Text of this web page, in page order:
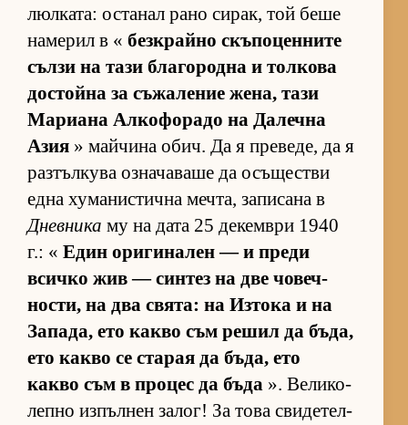
люл­ка­та: ос­та­нал рано си­рак, той беше
на­ме­рил в « без­к­райно скъ­по­цен­ните
сълзи на тази бла­го­родна и тол­кова
дос­тойна за съ­жа­ле­ние же­на, тази
Ма­ри­ана Ал­ко­фо­радо на Да­лечна
Азия » май­чина обич. Да я пре­ве­де, да я
раз­тъл­кува оз­на­ча­ваше да осъ­щес­тви
една ху­ма­нис­тична меч­та, за­пи­сана в
Дневника му на дата 25 де­кем­ври 1940
г.: « Един ори­ги­на­лен — и преди
всичко жив — син­тез на две чо­веч­
нос­ти, на два свя­та: на Из­тока и на
За­па­да, ето какво съм ре­шил да бъ­да,
ето какво се ста­рая да бъ­да, ето
какво съм в про­цес да бъда ». Ве­ли­ко­
лепно из­пъл­нен за­лог! За това сви­де­тел­